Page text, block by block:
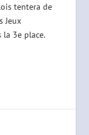
tentera de
Jeux
la 3e place.